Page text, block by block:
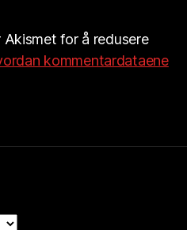
for å redusere
kommentardataene